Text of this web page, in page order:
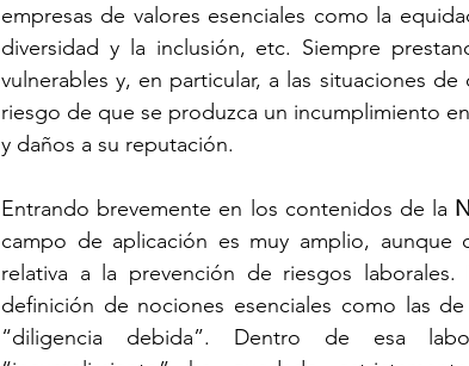
empresas de valores esenciales como la
diversidad y la inclusión, etc. Siempre
vulnerables y, en particular, a las situaciones
riesgo de que se produzca un incumplimiento
y daños a su reputación.
Entrando brevemente en los contenidos de la
campo de aplicación es muy amplio, aunque
relativa a la prevención de riesgos
definición de nociones esenciales como las
“diligencia debida”. Dentro de esa